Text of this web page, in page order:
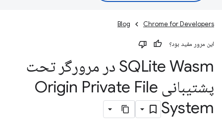
Chrome for Developers
Blog
این مرور مفید بود؟
SQLite Wasm در مرورگر تحت
پشتیبانی Origin Private File
System